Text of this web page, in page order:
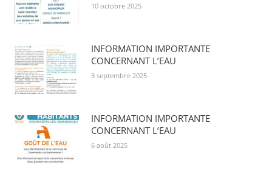
10 octobre 2025
INFORMATION IMPORTANTE
CONCERNANT L’EAU
3 septembre 2025
INFORMATION IMPORTANTE
CONCERNANT L’EAU
6 août 2025